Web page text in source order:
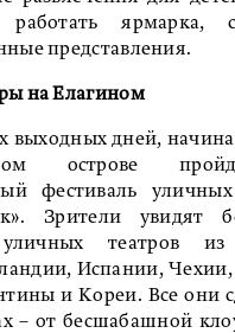
ярмарка,
представления.
на Елагином
выходных дней,
острове
фестиваль уличных
Зрители увидят
уличных театров из
Испании,
и Кореи. Все они
– от бесшабашной